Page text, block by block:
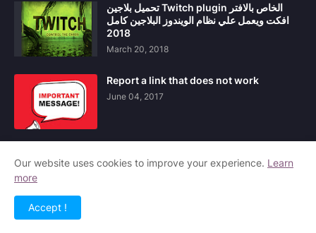
تحميل بلاجين Twitch plugin الخاص بالافتر
افكت ويعمل علي نظام الويندوز البلاجين كامل
2018
March 20, 2018
Report a link that does not work
June 04, 2017
Copyright ©
Our website uses cookies to improve your experience. Learn
more
Accept !